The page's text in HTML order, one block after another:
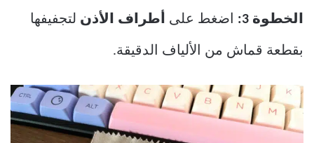
الخطوة 3: اضغط على أطراف الأذن لتجفيفها
بقطعة قماش من الألياف الدقيقة.